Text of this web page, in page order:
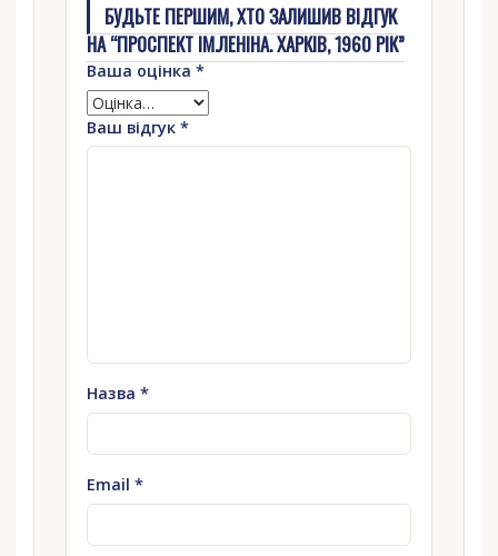
БУДЬТЕ ПЕРШИМ, ХТО ЗАЛИШИВ ВІДГУК
НА “ПРОСПЕКТ ІМ.ЛЕНІНА. ХАРКІВ, 1960 РІК”
Ваша оцінка *
Ваш відгук *
Назва *
Email *